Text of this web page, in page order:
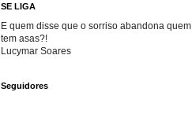
SE LIGA
E quem disse que o sorriso abandona quem
tem asas?!
Lucymar Soares
Seguidores